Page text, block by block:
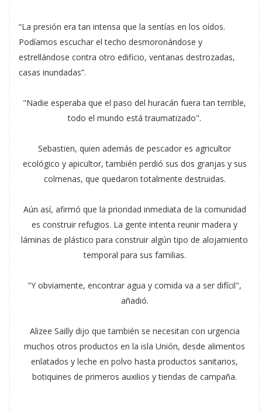
“La presión era tan intensa que la sentías en los oídos.
Podíamos escuchar el techo desmoronándose y
estrellándose contra otro edificio, ventanas destrozadas,
casas inundadas”.
"Nadie esperaba que el paso del huracán fuera tan terrible,
todo el mundo está traumatizado".
Sebastien, quien además de pescador es agricultor
ecológico y apicultor, también perdió sus dos granjas y sus
colmenas, que quedaron totalmente destruidas.
Aún así, afirmó que la prioridad inmediata de la comunidad
es construir refugios. La gente intenta reunir madera y
láminas de plástico para construir algún tipo de alojamiento
temporal para sus familias.
"Y obviamente, encontrar agua y comida va a ser difícil",
añadió.
Alizee Sailly dijo que también se necesitan con urgencia
muchos otros productos en la isla Unión, desde alimentos
enlatados y leche en polvo hasta productos sanitarios,
botiquines de primeros auxilios y tiendas de campaña.